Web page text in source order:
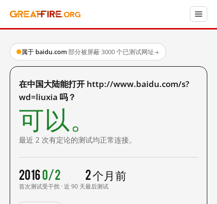
属于 baidu.com·部分被屏蔽·3000 个已测试网址→
在中国大陆能打开 http://www.baidu.com/s?
wd=liuxia 吗？
可以。
最近 2 次有定论的测试均正常连接。
2016
首次测试
0/2
受干扰 · 近 90 天
2 个月前
最后测试